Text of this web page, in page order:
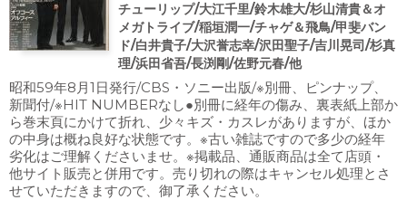
チューリップ/大江千里/鈴木雄大/杉山清貴＆オ
メガトライブ/稲垣潤一/チャゲ＆飛鳥/甲斐バン
ド/白井貴子/大沢誉志幸/沢田聖子/吉川晃司/杉真
理/浜田省吾/長渕剛/佐野元春/他
昭和59年8月1日発行/CBS・ソニー出版/※別冊、ピンナップ、
新聞付/※HIT NUMBERなし●別冊に経年の傷み、裏表紙上部か
ら巻末頁にかけて折れ、少々キズ・カスレがありますが、ほか
の中身は概ね良好な状態です。※古い雑誌ですので多少の経年
劣化はご理解くださいませ。※掲載品、通販商品は全て店頭・
他サイト販売と併用です。売り切れの際はキャンセル処理とさ
せていただきますので、御了承ください。